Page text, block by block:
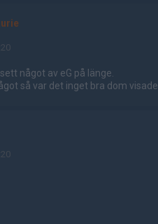
något av eG på länge.
så var det inget bra dom visade.